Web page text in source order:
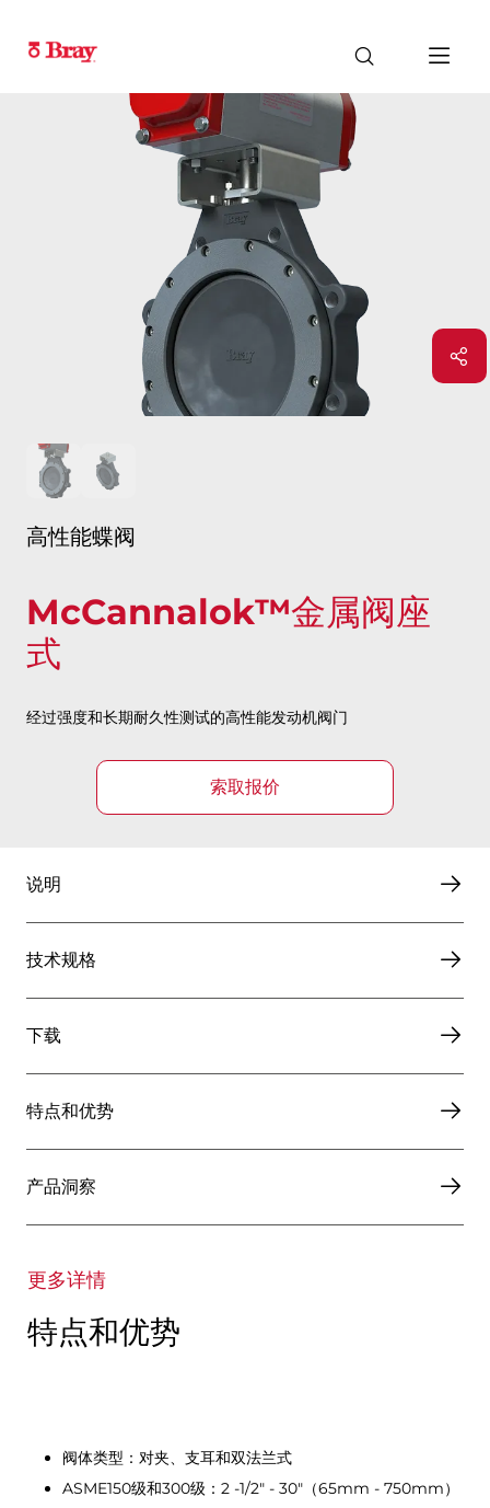
高性能蝶阀
McCannalok™金属阀座
式
经过强度和长期耐久性测试的高性能发动机阀门
索取报价
说明
技术规格
下载
特点和优势
产品洞察
更多详情
特点和优势
阀体类型：对夹、支耳和双法兰式
ASME150级和300级：2 -1/2" - 30"（65mm - 750mm）